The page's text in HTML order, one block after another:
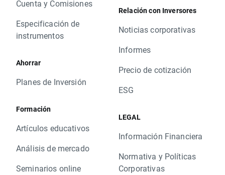
Cuenta y Comisiones
Especificación de
instrumentos
Ahorrar
Planes de Inversión
Formación
Artículos educativos
Análisis de mercado
Seminarios online
Relación con Inversores
Noticias corporativas
Informes
Precio de cotización
ESG
LEGAL
Información Financiera
Normativa y Políticas
Corporativas